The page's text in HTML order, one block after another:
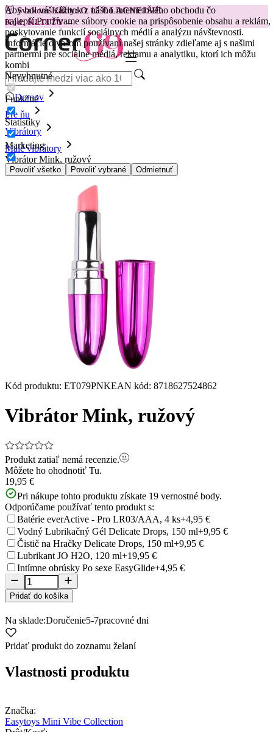
Aby bol váš zážitok z nášho internetového obchodu čo
najlepší.Používame súbory cookie na prispôsobenie obsahu a reklám,
poskytovanie funkcií sociálnych médií a analýzu návštevnosti.
Informácie o vašom používaní našej stránky zdieľame aj s našimi
partnermi pre sociálne médiá, reklamu a analytiku, ktorí ich môžu
kombi
Nevyhnutné
Funkčné
Štatistiky
Marketing
Povoliť všetko Povoliť vybrané Odmietnuť
😽Svakom Klitty: O 15 € LACNEJŠIE
Kód: KLITTY →
Domov
Pre ňu
Vibrátory
Malé vibrátory
Vibrátor Mink, ružový
Kód produktu: ET079PNKEAN kód: 8718627524862
Vibrátor Mink, ružový
Produkt zatiaľ nemá recenzie.
Môžete ho ohodnotiť Tu.
19,95 €
Pri nákupe tohto produktu získate 19 vernostné body.
Odporúčame používať tento produkt s:
Batérie everActive - Pro LR03/AAA, 4 ks+4,95 €
Vodný Lubrikačný Gél Delicate Drops, 150 ml+9,95 €
Čistič na Hračky Delicate Drops, 150 ml+9,95 €
Lubrikant JO H2O, 120 ml+19,95 €
Intímne obrúsky Po sexe EasyGlide+4,95 €
Pridať do košíka
Na sklade:Doručenie5-7pracovné dni
Pridať produkt do zoznamu želaní
Vlastnosti produktu
Značka:
Easytoys Mini Vibe Collection